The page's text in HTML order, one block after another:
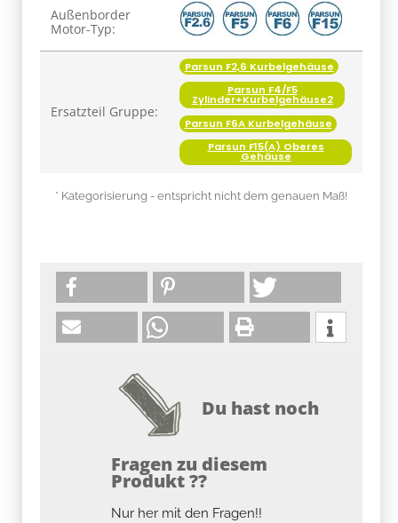
Produkteigenschaft
Wert
Außenborder
Motor-Typ:
Ersatzteil Gruppe:
Parsun F2,6 Kurbelgehäuse
Parsun F4/F5
Zylinder+Kurbelgehäuse2
Parsun F6A Kurbelgehäuse
Parsun F15(A) Oberes
Gehäuse
* Kategorisierung - entspricht nicht dem genauen Maß!
Du hast noch
Fragen zu diesem
Produkt ??
Nur her mit den Fragen!!